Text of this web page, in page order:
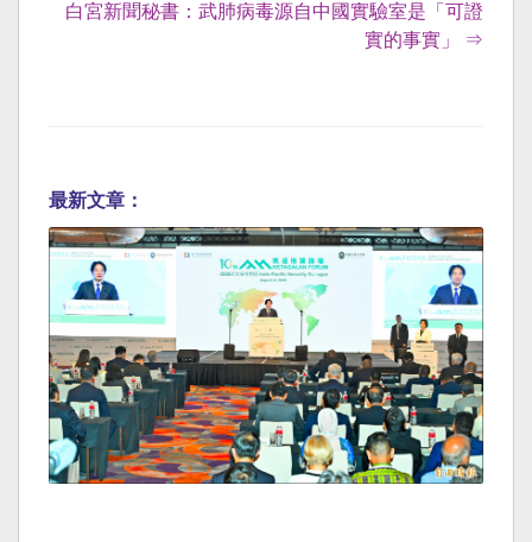
白宮新聞秘書：武肺病毒源自中國實驗室是「可證
實的事實」 ⇒
最新文章：